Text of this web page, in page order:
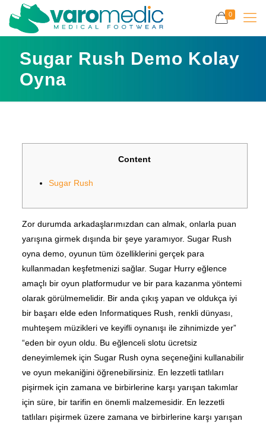
0
Sugar Rush Demo Kolay
Oyna
Content
Sugar Rush
Zor durumda arkadaşlarımızdan can almak, onlarla puan
yarışına girmek dışında bir şeye yaramıyor. Sugar Rush
oyna demo, oyunun tüm özelliklerini gerçek para
kullanmadan keşfetmenizi sağlar. Sugar Hurry eğlence
amaçlı bir oyun platformudur ve bir para kazanma yöntemi
olarak görülmemelidir. Bir anda çıkış yapan ve oldukça iyi
bir başarı elde eden Informatiques Rush, renkli dünyası,
muhteşem müzikleri ve keyifli oynanışı ile zihnimizde yer”
“eden bir oyun oldu. Bu eğlenceli slotu ücretsiz
deneyimlemek için Sugar Rush oyna seçeneğini kullanabilir
ve oyun mekaniğini öğrenebilirsiniz. En lezzetli tatlıları
pişirmek için zamana ve birbirlerine karşı yarışan takımlar
için süre, bir tarifin en önemli malzemesidir. En lezzetli
tatlıları pişirmek üzere zamana ve birbirlerine karşı yarışan